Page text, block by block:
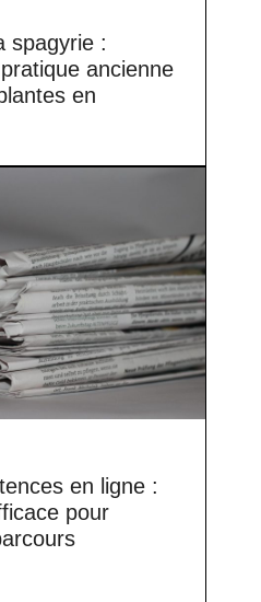
spagyrie :
ancienne
en
en ligne :
pour